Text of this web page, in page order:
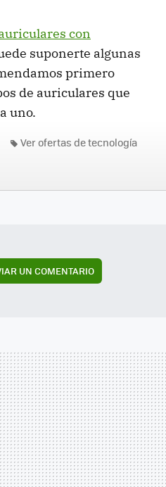
con
suponerte algunas
primero
de auriculares que
uno.
Ver ofertas de tecnología
UN COMENTARIO